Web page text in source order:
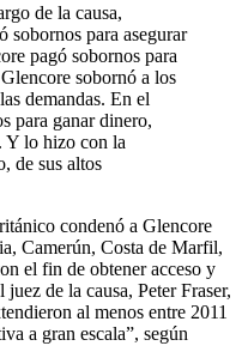
de la causa,
sobornos para asegurar
pagó sobornos para
sobornó a los
demandas. En el
para ganar dinero,
Y lo hizo con la
de sus altos
condenó a Glencore
Camerún, Costa de Marfil,
el fin de obtener acceso y
de la causa, Peter Fraser,
al menos entre 2011
a gran escala”, según